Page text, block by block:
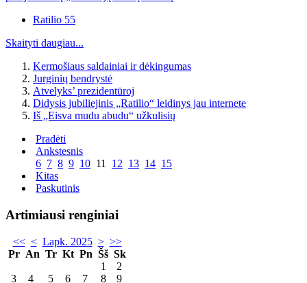
Ratilio 55
Skaityti daugiau...
Kermošiaus saldainiai ir dėkingumas
Jurginių bendrystė
Atvelyks’ prezidentūroj
Didysis jubiliejinis „Ratilio“ leidinys jau internete
Iš „Eisva mudu abudu“ užkulisių
Pradėti
Ankstesnis
6 7 8 9 10 11 12 13 14 15
Kitas
Paskutinis
Artimiausi renginiai
<< < Lapk. 2025 > >>
Pr An Tr Kt Pn Šš Sk
1
2
3
4 5 6 7 8
9